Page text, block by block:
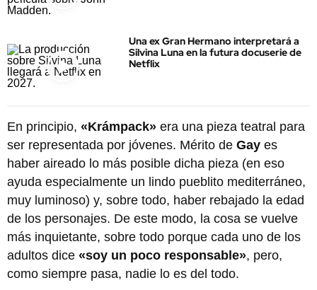
Una ex Gran Hermano interpretará a
Silvina Luna en la futura docuserie de
Netflix
En principio, «Krámpack» era una pieza teatral para
ser representada por jóvenes. Mérito de Gay es
haber aireado lo más posible dicha pieza (en eso
ayuda especialmente un lindo pueblito mediterráneo,
muy luminoso) y, sobre todo, haber rebajado la edad
de los personajes. De este modo, la cosa se vuelve
más inquietante, sobre todo porque cada uno de los
adultos dice «soy un poco responsable», pero,
como siempre pasa, nadie lo es del todo.